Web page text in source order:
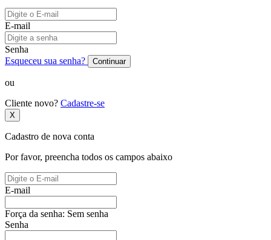
E-mail
Senha
Esqueceu sua senha?
Continuar
ou
Cliente novo? Cadastre-se
X
Cadastro de nova conta
Por favor, preencha todos os campos abaixo
E-mail
Força da senha: Sem senha
Senha